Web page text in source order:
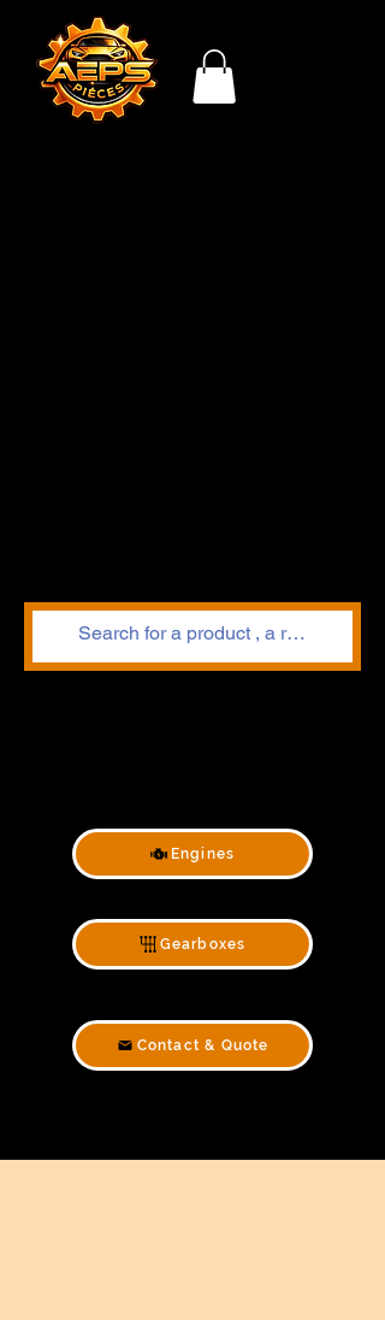
Engines
Gearboxes
Contact & Quote